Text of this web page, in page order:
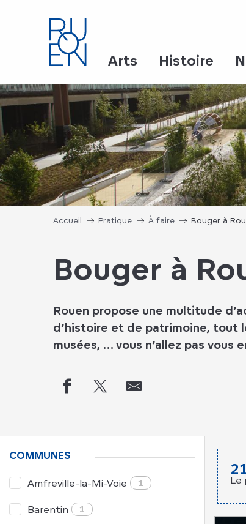
Arts Histoire
Accueil Pratique À faire Bouger à
Bouger à
Rouen propose une multitude
d’histoire et de patrimoine, tout
musées, … vous n’allez pas vous
COMMUNES
Amfreville-la-Mi-Voie 1
Barentin 1
Le